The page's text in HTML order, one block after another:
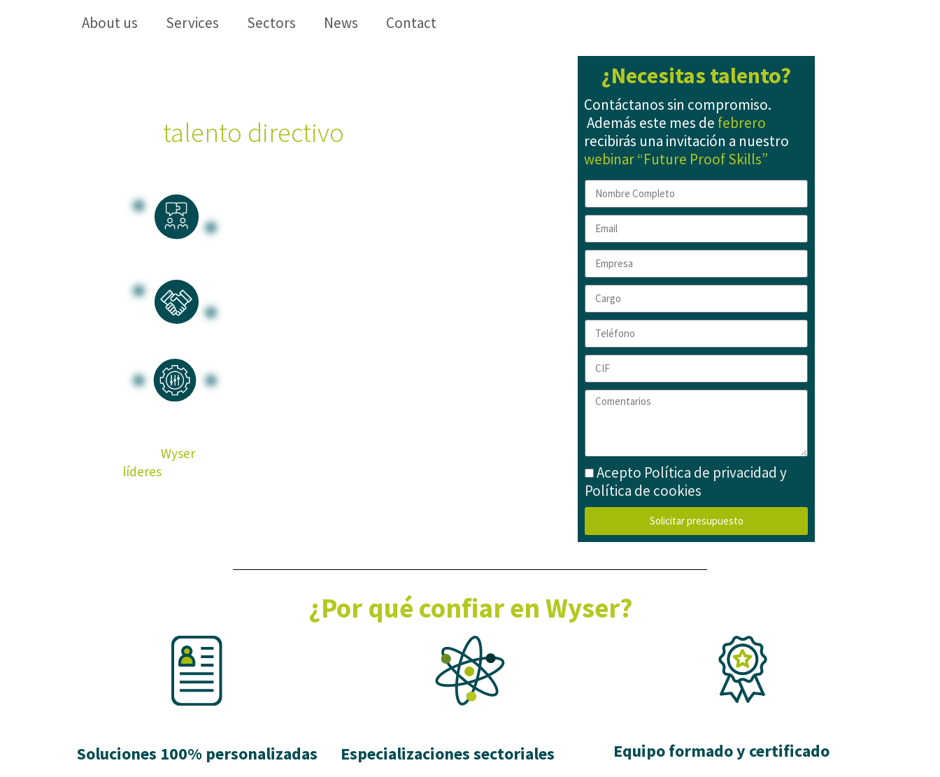
About us Services Sectors News Contact
talento directivo
Wyser
líderes
¿Necesitas talento?
Contáctanos sin compromiso.
Además este mes de febrero
recibirás una invitación a nuestro
webinar “Future Proof Skills”
Acepto Política de privacidad y
Política de cookies
Solicitar presupuesto
¿Por qué confiar en Wyser?
Soluciones 100% personalizadas Especializaciones sectoriales Equipo formado y certificado